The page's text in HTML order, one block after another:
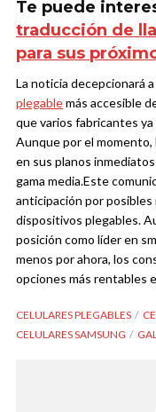
Te puede
traducción de
para sus
La noticia decepcionará
plegablemás accesible
que varios fabricantes
Aunque por el
en sus planos
gama media.Este
anticipación por
dispositivos plegables.
posición como líder en
menos por ahora, los
opciones más rentables
CELULARES PLEGABLES
CELULARES SAMSUNG